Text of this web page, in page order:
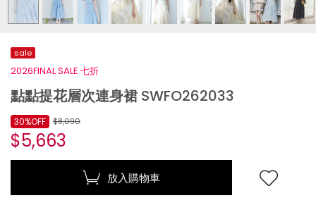
sale
2026FINAL SALE 七折
點點提花層次連身裙 SWFO262033
$8,090
$5,663
30%OFF
放入購物車